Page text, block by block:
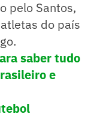
pelo Santos,
do país
saber tudo
e